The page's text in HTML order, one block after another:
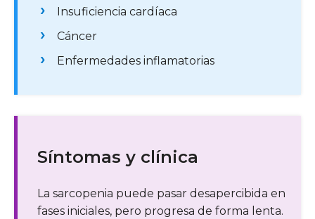
Insuficiencia cardíaca
Cáncer
Enfermedades inflamatorias
Síntomas y clínica
La sarcopenia puede pasar desapercibida en
fases iniciales, pero progresa de forma lenta.